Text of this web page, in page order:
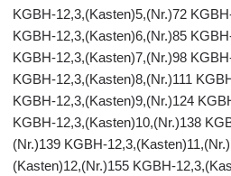
KGBH-12,3,(Kasten)5,(Nr.)72
KGBH-12,3,(Kasten)6,(Nr.)85
KGBH-12,3,(Kasten)7,(Nr.)98
KGBH-12,3,(Kasten)8,(Nr.)111
KGBH-12,3,(Kasten)9,(Nr.)124
KGBH-12,3,(Kasten)10,(Nr.)138
(Nr.)139 KGBH-
(Kasten)12,(Nr.)155 KGBH-